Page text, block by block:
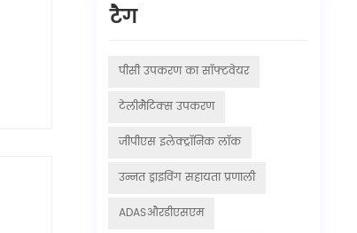
टैग
पीसी उपकरण का सॉफ्टवेयर
टेलीमैटिक्स उपकरण
जीपीएस इलेक्ट्रॉनिक लॉक
उन्नत ड्राइविंग सहायता प्रणाली
ADASऔरडीएसएम